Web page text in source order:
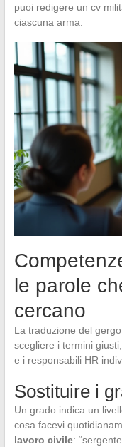
puoi redigere un cv
ciascuna arma.
le parole
cercano
La traduzione del
scegliere i termini
e i responsabili HR
Sostituire i
Un grado indica un
cosa facevi
lavoro civile: